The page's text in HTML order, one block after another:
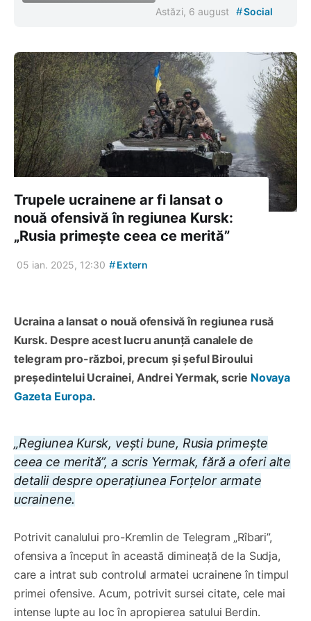
Astăzi, 6 august #Social
Trupele ucrainene ar fi lansat o
nouă ofensivă în regiunea Kursk:
„Rusia primește ceea ce merită”
05 ian. 2025, 12:30 #Extern
Ucraina a lansat o nouă ofensivă în regiunea rusă
Kursk. Despre acest lucru anunță canalele de
telegram pro-război, precum și șeful Biroului
președintelui Ucrainei, Andrei Yermak, scrie Novaya
Gazeta Europa.
„Regiunea Kursk, vești bune, Rusia primește
ceea ce merită”, a scris Yermak, fără a oferi alte
detalii despre operațiunea Forțelor armate
ucrainene.
Potrivit canalului pro-Kremlin de Telegram „Rîbari”,
ofensiva a început în această dimineață de la Sudja,
care a intrat sub controlul armatei ucrainene în timpul
primei ofensive. Acum, potrivit sursei citate, cele mai
intense lupte au loc în apropierea satului Berdin.